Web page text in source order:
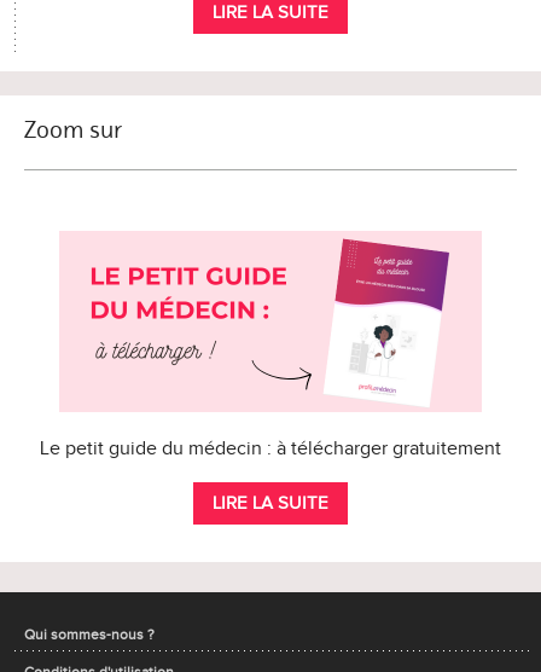
LIRE LA SUITE
Zoom sur
Le petit guide du médecin : à télécharger gratuitement
LIRE LA SUITE
Qui sommes-nous ?